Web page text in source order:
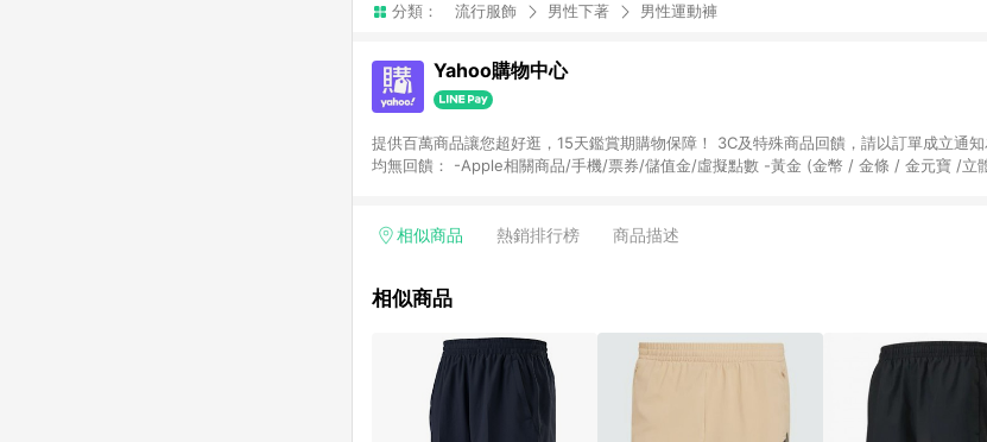
分類： 流行服飾 男性下著 男性運動褲
Yahoo購物中心
提供百萬商品讓您超好逛，15天鑑賞期購物保障！ 3C及特殊商品回饋，請以訂單成立通知為準 1. 請注意以下品
均無回饋： -Apple相關商品/手機/票券/儲值金/虛擬點數 -黃金 (金幣 / 金條 / 金元寶 /立
Yahoo超贈點回饋者 - 購物中心商店之商品：商品賣場中有標示「商店」及顯示商店名稱
相似商品 熱銷排行榜 商品描述
相似商品